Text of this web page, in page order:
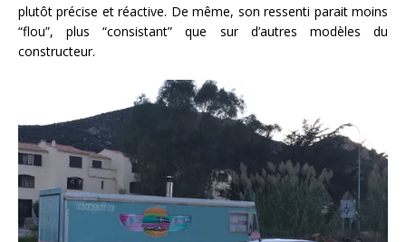
plutôt précise et réactive. De même, son ressenti parait moins
“flou”, plus “consistant” que sur d’autres modèles du
constructeur.